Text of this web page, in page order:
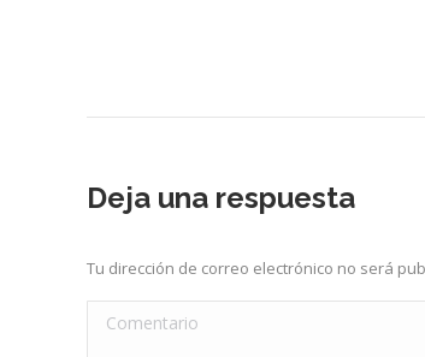
Deja una respuesta
Tu dirección de correo electrónico no será
Comentario